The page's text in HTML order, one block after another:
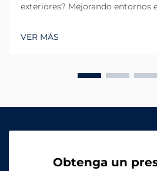
exteriores? Mejorando entornos
desempeña un papel crucial
como en estética. Ya sea un
VER MÁS
Obtenga un